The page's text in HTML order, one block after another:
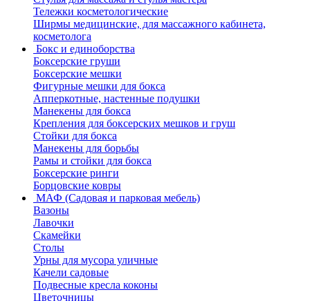
Тележки косметологические
Ширмы медицинские, для массажного кабинета,
косметолога
Бокс и единоборства
Боксерские груши
Боксерские мешки
Фигурные мешки для бокса
Апперкотные, настенные подушки
Манекены для бокса
Крепления для боксерских мешков и груш
Стойки для бокса
Манекены для борьбы
Рамы и стойки для бокса
Боксерские ринги
Борцовские ковры
МАФ (Садовая и парковая мебель)
Вазоны
Лавочки
Скамейки
Столы
Урны для мусора уличные
Качели садовые
Подвесные кресла коконы
Цветочницы